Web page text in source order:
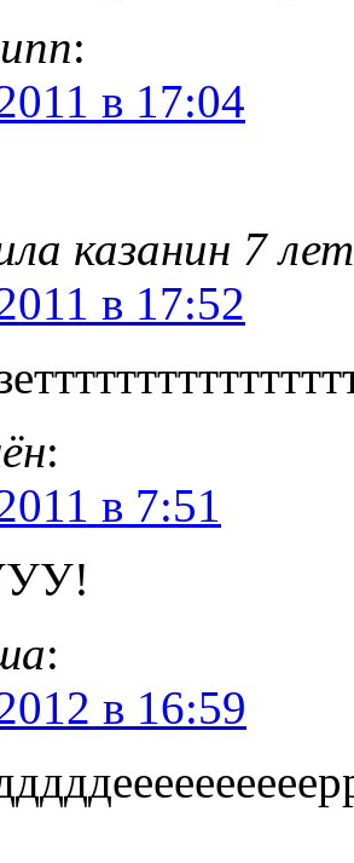
:
в 17:04
казанин 7 лет
в 17:52
:
в 7:51
:
в 16:59